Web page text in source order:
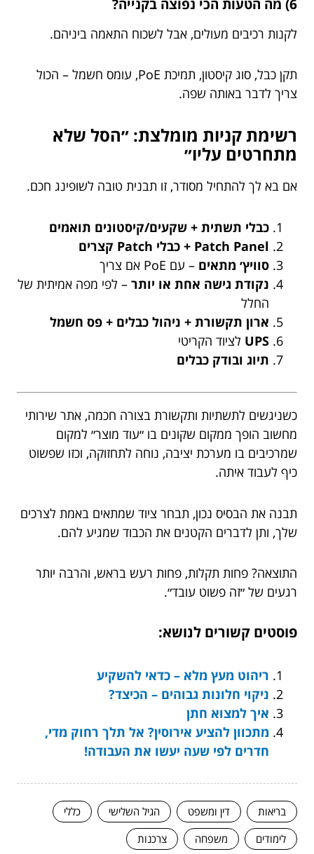
6) מה הטעות הכי נפוצה בקנייה?
לקנות רכיבים מעולים, אבל לשכוח התאמה ביניהם.
תקן כבל, סוג קיסטון, תמיכת PoE, עומס חשמל – הכול
צריך לדבר באותה שפה.
רשימת קניות מומלצת: ״הסל שלא
מתחרטים עליו״
אם בא לך להתחיל מסודר, זו תבנית טובה לשופינג חכם.
כבלי תשתית + שקעים/קיסטונים תואמים
Patch Panel + כבלי Patch קצרים
סוויץ׳ מתאים – עם PoE אם צריך
נקודת גישה אחת או יותר – לפי מפה אמיתית של
החלל
ארון תקשורת + ניהול כבלים + פס חשמל
UPS לציוד הקריטי
תיוג ובודק כבלים
כשניגשים לתשתיות ותקשורת בצורה חכמה, אתר שירותי
מחשוב הופך ממקום שקונים בו ״עוד מוצר״ למקום
שמרכיבים בו מערכת יציבה, נוחה לתחזוקה, וכזו שפשוט
כיף לעבוד איתה.
תבנה את הבסיס נכון, תבחר ציוד שמתאים באמת לצרכים
שלך, ותן לדברים הקטנים את הכבוד שמגיע להם.
התוצאה? פחות תקלות, פחות רעש בראש, והרבה יותר
רגעים של ״זה פשוט עובד״.
פוסטים קשורים לנושא:
ריהוט מעץ מלא – כדאי להשקיע
ניקוי חלונות גבוהים – הכיצד?
איך למצוא חתן
מתכוון להציע אירוסין? אל תלך רחוק מדי,
חדרים לפי שעה יעשו את העבודה!
בריאות דין ומשפט הגיל השלישי
כללי
לימודים
משפחה צרכנות